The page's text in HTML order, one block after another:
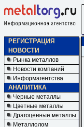
РЕГИСТРАЦИЯ
НОВОСТИ
Рынка металлов
Новости компаний
Информагентства
АНАЛИТИКА
Черные металлы
Цветные металлы
Драгоценные металлы
Металлолом